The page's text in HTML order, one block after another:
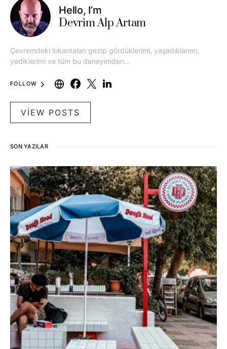
Hello, I’m
Devrim Alp Artam
Çevremdeki lokantaları gezip gördüklerimi, yaşadıklarımı,
yediklerimi ve tüm bu deneyimden…
FOLLOW
VIEW POSTS
SON YAZILAR